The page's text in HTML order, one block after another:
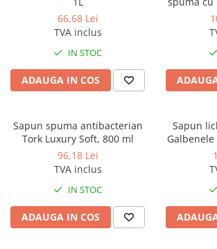
Gama de cosmetice hoteliere
Salvatore Ferragamo
Gama de cosmetice hoteliere Sense
Papuci hotel
66,68 Lei
TVA inclus
IN STOC
ADAUGA IN COS
Sapun spuma antibacterian
Tork Luxury Soft, 800 ml
96,18 Lei
TVA inclus
IN STOC
ADAUGA IN COS
Sapun